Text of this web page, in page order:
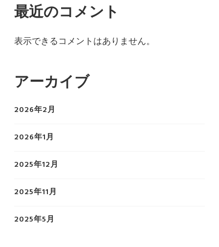
最近のコメント
表示できるコメントはありません。
アーカイブ
2026年2月
2026年1月
2025年12月
2025年11月
2025年5月